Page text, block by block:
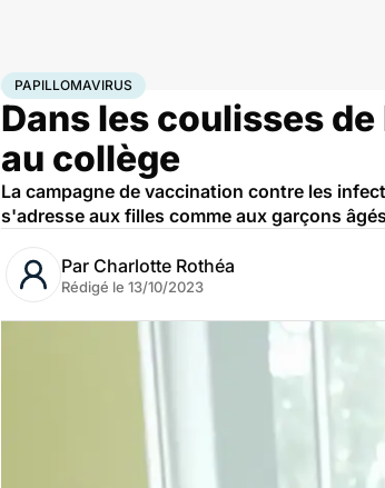
Accueil SantéSociété Santé publique
PAPILLOMAVIRUS
Dans les coulisses
au collège
La campagne de vaccination contre les
s'adresse aux filles comme aux garçons
Par Charlotte Rothéa
Rédigé le 13/10/2023